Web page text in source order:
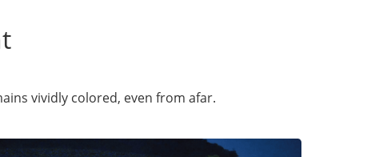
vividly colored, even from afar.